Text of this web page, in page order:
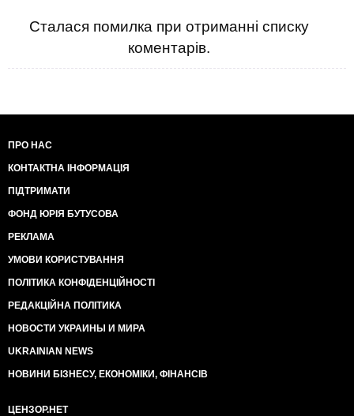
Сталася помилка при отриманні списку
коментарів.
ПРО НАС
КОНТАКТНА ІНФОРМАЦІЯ
ПІДТРИМАТИ
ФОНД ЮРІЯ БУТУСОВА
РЕКЛАМА
УМОВИ КОРИСТУВАННЯ
ПОЛІТИКА КОНФІДЕНЦІЙНОСТІ
РЕДАКЦІЙНА ПОЛІТИКА
НОВОСТИ УКРАИНЫ И МИРА
UKRAINIAN NEWS
НОВИНИ БІЗНЕСУ, ЕКОНОМІКИ, ФІНАНСІВ
ЦЕНЗОР.НЕТ